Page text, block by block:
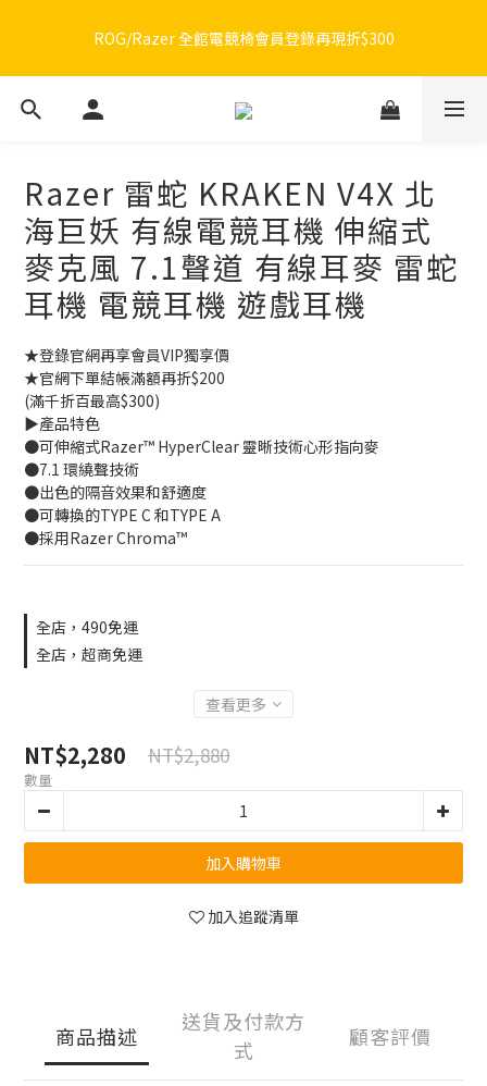
300
ROG/Razer 全館電競椅會員登錄再現折$300
🔥品牌限定滿額折🔥ROG周邊滿1500折100 / 2500折200 / 3000折
300
Razer 雷蛇 KRAKEN V4X 北
海巨妖 有線電競耳機 伸縮式
麥克風 7.1聲道 有線耳麥 雷蛇
耳機 電競耳機 遊戲耳機
★登錄官網再享會員VIP獨享價
★官網下單結帳滿額再折$200
(滿千折百最高$300)
▶️產品特色
●可伸縮式Razer™ HyperClear 靈晰技術心形指向麥
●7.1 環繞聲技術
●出色的隔音效果和舒適度
●可轉換的TYPE C 和TYPE A
●採用Razer Chroma™
全店，490免運
全店，超商免運
查看更多
NT$2,280 NT$2,880
數量
加入購物車
加入追蹤清單
商品描述
送貨及付款方
式
顧客評價